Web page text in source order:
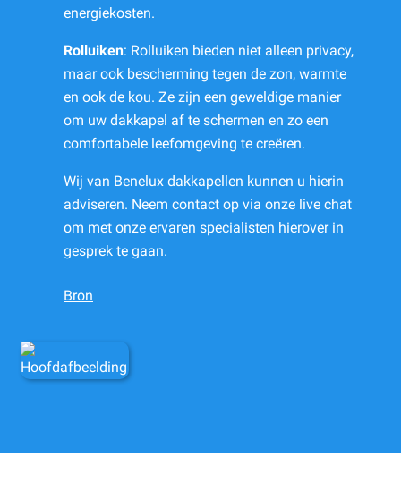
energiekosten.
Rolluiken: Rolluiken bieden niet alleen privacy,
maar ook bescherming tegen de zon, warmte
en ook de kou. Ze zijn een geweldige manier
om uw dakkapel af te schermen en zo een
comfortabele leefomgeving te creëren.
Wij van Benelux dakkapellen kunnen u hierin
adviseren. Neem contact op via onze live chat
om met onze ervaren specialisten hierover in
gesprek te gaan.
Bron